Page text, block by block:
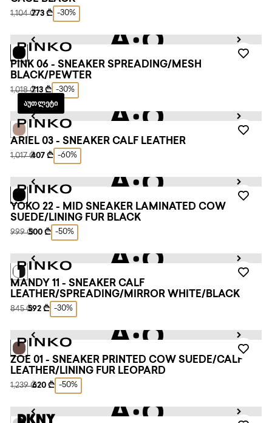
1,104 ₾773 ₾ -30%
PINK 06 - SNEAKER SPREADING/MESH
BLACK/PEWTER
1,018 ₾713 ₾ -30%
ᲐᲣᲗᲚᲔᲢᲘ
ARIEL 03 - SNEAKER CALF LEATHER
1,017 ₾407 ₾ -60%
YOKO 22 - MID SNEAKER LAMINATED COW
SUEDE/LINING FUR BLACK
999 ₾500 ₾ -50%
MANDY 11 - SNEAKER CALF
LEATHER/SPREADING/MIRROR WHITE/BLACK
845 ₾592 ₾ -30%
ZOE 01 - SNEAKER PRINTED COW SUEDE/CALF
LEATHER/LINING FUR LEOPARD
1,239 ₾620 ₾ -50%